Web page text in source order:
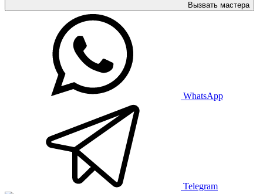
Вызвать мастера
WhatsApp
Telegram